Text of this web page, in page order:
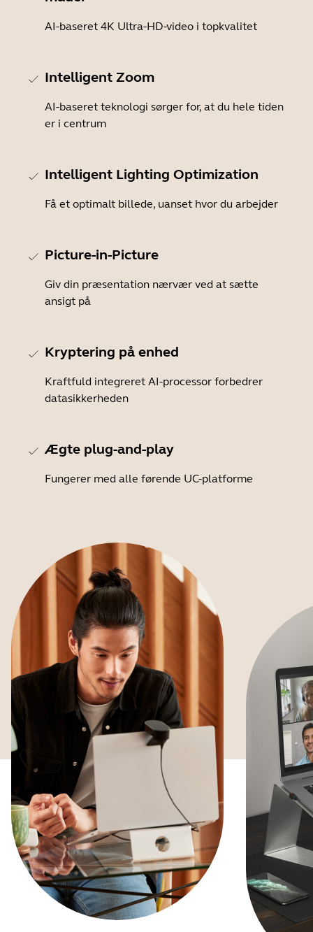
AI-baseret 4K Ultra-HD-video i topkvalitet
Intelligent Zoom
AI-baseret teknologi sørger for, at du hele tiden
er i centrum
Intelligent Lighting Optimization
Få et optimalt billede, uanset hvor du arbejder
Picture-in-Picture
Giv din præsentation nærvær ved at sætte
ansigt på
Kryptering på enhed
Kraftfuld integreret AI-processor forbedrer
datasikkerheden
Ægte plug-and-play
Fungerer med alle førende UC-platforme